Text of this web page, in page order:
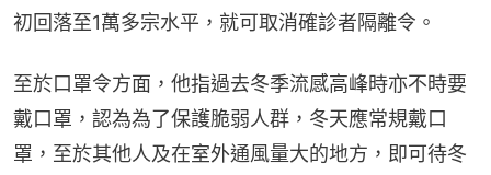
初回落至1萬多宗水平，就可取消確診者隔離令。
至於口罩令方面，他指過去冬季流感高峰時亦不時要
戴口罩，認為為了保護脆弱人群，冬天應常規戴口
罩，至於其他人及在室外通風量大的地方，即可待冬